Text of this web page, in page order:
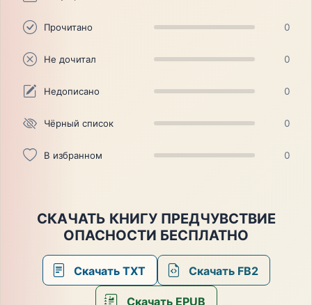
Прочитано 0
Не дочитал 0
Недописано 0
Чёрный список 0
В избранном 0
СКАЧАТЬ КНИГУ ПРЕДЧУВСТВИЕ
ОПАСНОСТИ БЕСПЛАТНО
Скачать TXT Скачать FB2
Скачать EPUB